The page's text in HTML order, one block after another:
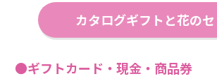
カタログギフトと花の
●ギフトカード・現金・商品券